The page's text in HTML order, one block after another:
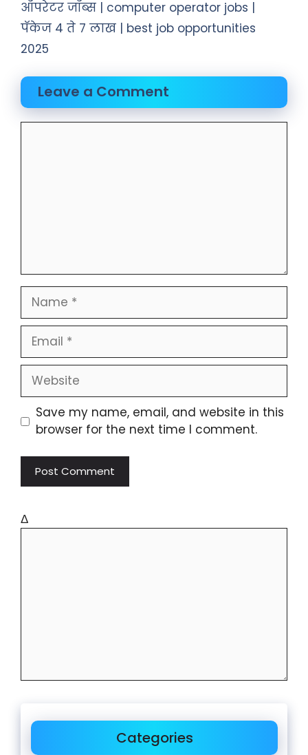
ऑपरेटर जॉब्स | computer operator jobs |
पॅकेज 4 ते 7 लाख | best job opportunities
2025
Leave a Comment
Save my name, email, and website in this
browser for the next time I comment.
Δ
Categories